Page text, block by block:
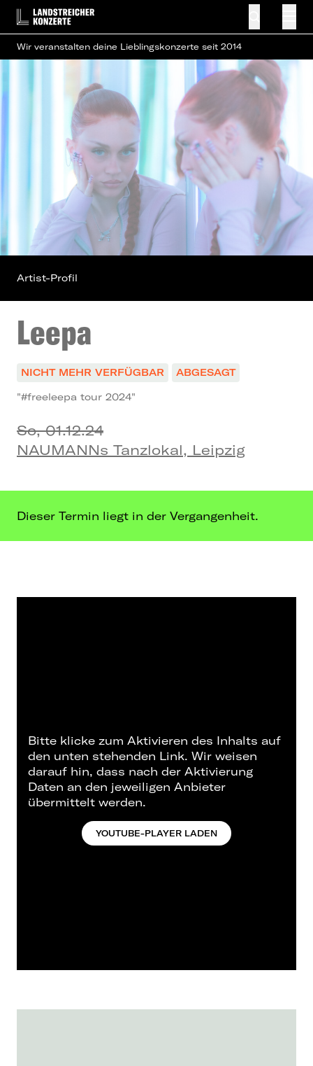
Wir veranstalten deine Lieblingskonzerte seit 2014
Leepa
NICHT MEHR VERFÜGBAR
ABGESAGT
"#freeleepa tour 2024"
So, 01.12.24
NAUMANNs Tanzlokal, Leipzig
Artist-Profil
Dieser Termin liegt in der Vergangenheit.
Bitte klicke zum Aktivieren des Inhalts auf
den unten stehenden Link. Wir weisen
darauf hin, dass nach der Aktivierung
Daten an den jeweiligen Anbieter
übermittelt werden.
YOUTUBE-PLAYER LADEN